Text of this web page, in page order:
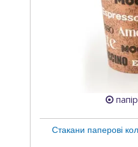
Стакани паперові